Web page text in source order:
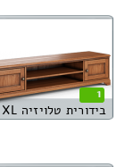
1
בידורית טלויזיה XL